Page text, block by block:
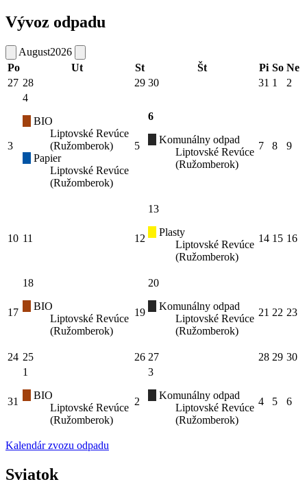
Vývoz odpadu
August2026
Po
Ut St Št Pi So Ne
27 28 29 30 31 1 2
3
4
BIO
Liptovské Revúce
(Ružomberok)
Papier
Liptovské Revúce
(Ružomberok)
5
6
Komunálny odpad
Liptovské Revúce
(Ružomberok)
7 8 9
10 11 12
13
Plasty
Liptovské Revúce
(Ružomberok)
14 15 16
17
18
BIO
Liptovské Revúce
(Ružomberok)
19
20
Komunálny odpad
Liptovské Revúce
(Ružomberok)
21 22 23
24 25 26 27 28 29 30
31
1
BIO
Liptovské Revúce
(Ružomberok)
2
3
Komunálny odpad
Liptovské Revúce
(Ružomberok)
4 5 6
Kalendár zvozu odpadu
Sviatok